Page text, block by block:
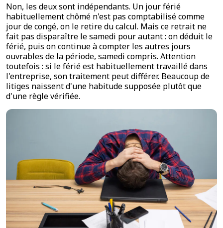
Non, les deux sont indépendants. Un jour férié
habituellement chômé n'est pas comptabilisé comme
jour de congé, on le retire du calcul. Mais ce retrait ne
fait pas disparaître le samedi pour autant : on déduit le
férié, puis on continue à compter les autres jours
ouvrables de la période, samedi compris. Attention
toutefois : si le férié est habituellement travaillé dans
l'entreprise, son traitement peut différer. Beaucoup de
litiges naissent d'une habitude supposée plutôt que
d'une règle vérifiée.